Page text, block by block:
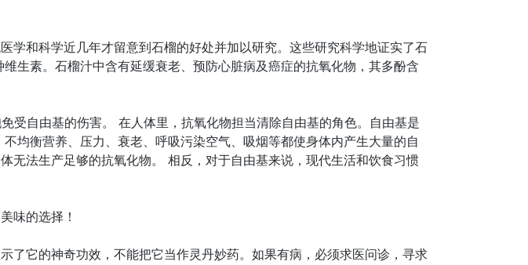
学和科学近几年才留意到石榴的好处并加以研究。这些研究科学地证实了石
生素。石榴汁中含有延缓衰老、预防心脏病及癌症的抗氧化物，其多酚含
受自由基的伤害。 在人体里，抗氧化物担当清除自由基的角色。自由基是
均衡营养、压力、衰老、呼吸污染空气、吸烟等都使身体内产生大量的自
无法生产足够的抗氧化物。 相反，对于自由基来说，现代生活和饮食习惯
味的选择！
了它的神奇功效，不能把它当作灵丹妙药。如果有病，必须求医问诊，寻求